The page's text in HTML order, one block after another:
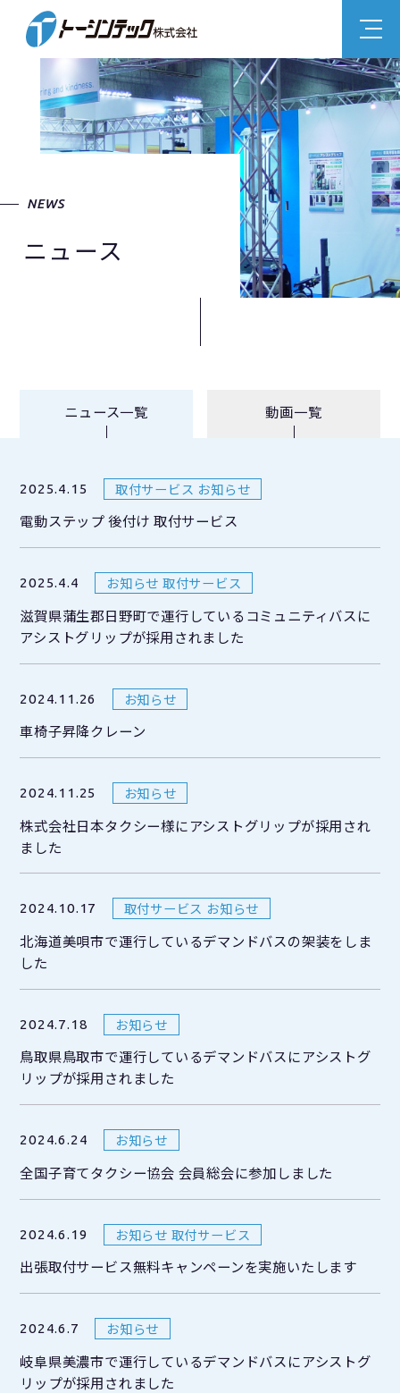
NEWS
ニュース
ニュース一覧 動画一覧
2025.4.15 取付サービス お知らせ
電動ステップ 後付け 取付サービス
2025.4.4 お知らせ 取付サービス
滋賀県蒲生郡日野町で運行しているコミュニティバスに
アシストグリップが採用されました
2024.11.26 お知らせ
車椅子昇降クレーン
2024.11.25 お知らせ
株式会社日本タクシー様にアシストグリップが採用され
ました
2024.10.17 取付サービス お知らせ
北海道美唄市で運行しているデマンドバスの架装をしま
した
2024.7.18 お知らせ
鳥取県鳥取市で運行しているデマンドバスにアシストグ
リップが採用されました
2024.6.24 お知らせ
全国子育てタクシー協会 会員総会に参加しました
2024.6.19 お知らせ 取付サービス
出張取付サービス無料キャンペーンを実施いたします
2024.6.7 お知らせ
岐阜県美濃市で運行しているデマンドバスにアシストグ
リップが採用されました